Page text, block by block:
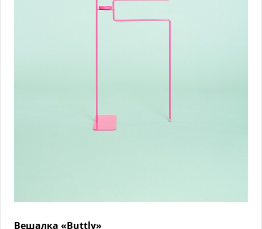
Вешалка «Buttly»